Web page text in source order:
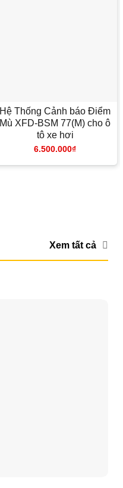
Hệ Thống Cảnh báo Điểm
Mù XFD-BSM 77(M) cho ô
tô xe hơi
6.500.000₫
Xem tất cả